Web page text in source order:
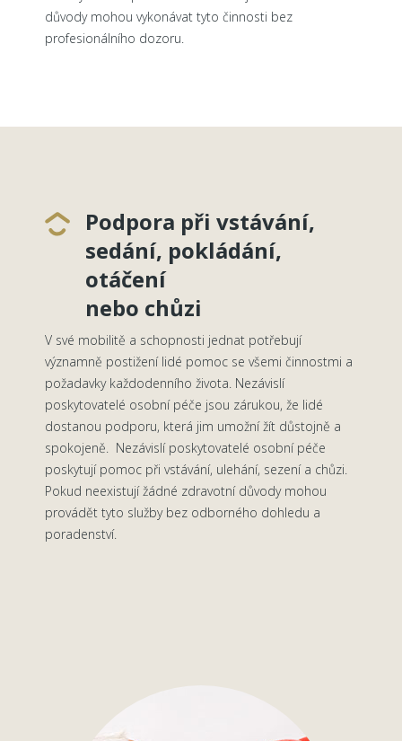
důvody mohou vykonávat tyto činnosti bez
profesionálního dozoru.
Podpora při vstávání,
sedání, pokládání,
otáčení
nebo chůzi
V své mobilitě a schopnosti jednat potřebují
významně postižení lidé pomoc se všemi činnostmi a
požadavky každodenního života. Nezávislí
poskytovatelé osobní péče jsou zárukou, že lidé
dostanou podporu, která jim umožní žít důstojně a
spokojeně. Nezávislí poskytovatelé osobní péče
poskytují pomoc při vstávání, ulehání, sezení a chůzi.
Pokud neexistují žádné zdravotní důvody mohou
provádět tyto služby bez odborného dohledu a
poradenství.